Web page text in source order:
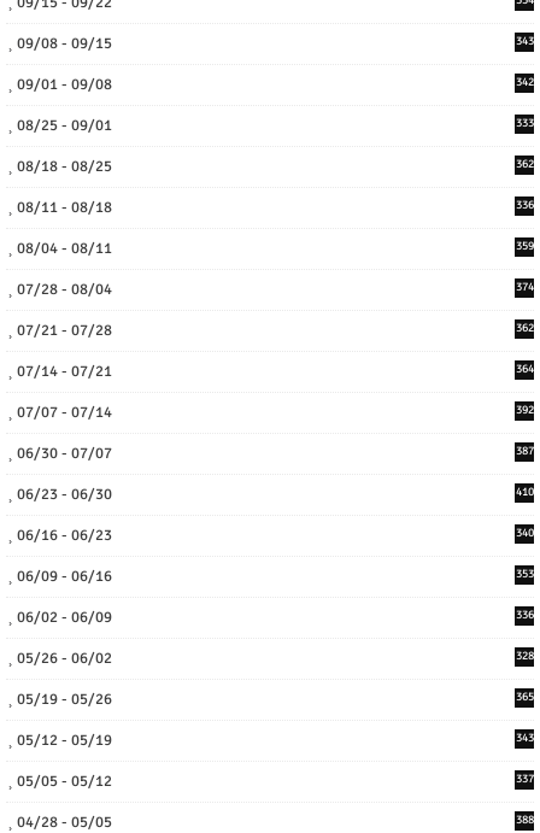
09/08 - 09/15 343
09/01 - 09/08 342
08/25 - 09/01 333
08/18 - 08/25 362
08/11 - 08/18 336
08/04 - 08/11 359
07/28 - 08/04 374
07/21 - 07/28 362
07/14 - 07/21 364
07/07 - 07/14 392
06/30 - 07/07 387
06/23 - 06/30 410
06/16 - 06/23 340
06/09 - 06/16 353
06/02 - 06/09 336
05/26 - 06/02 328
05/19 - 05/26 365
05/12 - 05/19 343
05/05 - 05/12 337
04/28 - 05/05 388